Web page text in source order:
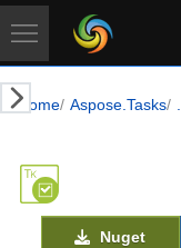
Home Aspose.Tasks
Nuget